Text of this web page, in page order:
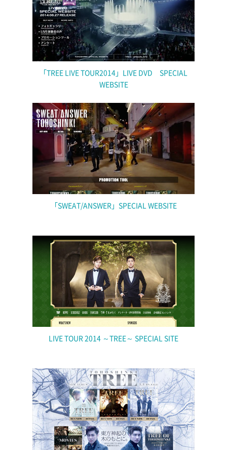
「TREE LIVE TOUR2014」LIVE DVD SPECIAL
WEBSITE
「SWEAT/ANSWER」SPECIAL WEBSITE
LIVE TOUR 2014 ～TREE～ SPECIAL SITE